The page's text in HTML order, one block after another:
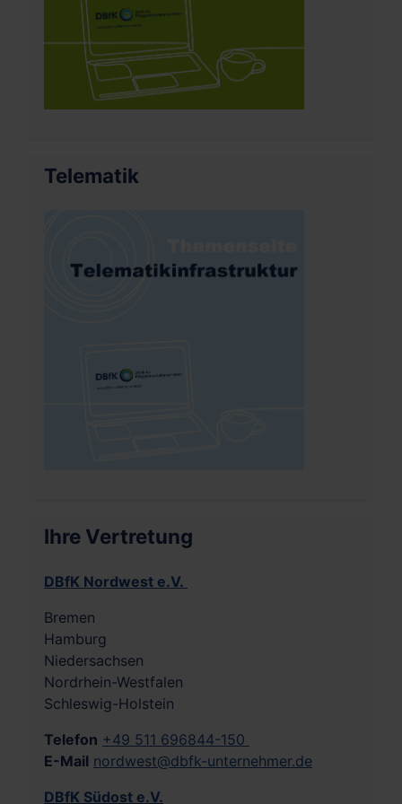
Telematik
Ihre Vertretung
DBfK Nordwest e.V.
Bremen
Hamburg
Niedersachsen
Nordrhein-Westfalen
Schleswig-Holstein
Telefon +49 511 696844-150
E-Mail nordwest@dbfk-unternehmer.de
DBfK Südost e.V.